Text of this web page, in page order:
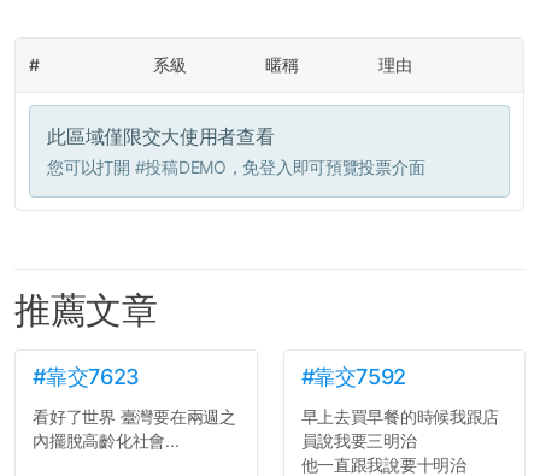
# 系級 暱稱 理由
此區域僅限交大使用者查看
您可以打開 #投稿DEMO ，免登入即可預覽投票介面
推薦文章
#靠交7623
看好了世界 臺灣要在兩週之
內擺脫高齡化社會...
#靠交7592
早上去買早餐的時候我跟店
員說我要三明治
他一直跟我說要十明治